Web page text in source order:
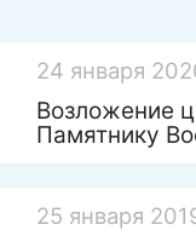
24 января
Возложение
Памятнику
25 января